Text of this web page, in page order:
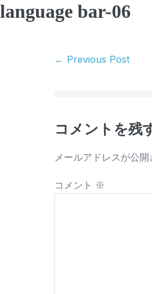
Skip
language bar-06
Post
← Previous Post
コメントを残
メールアドレスが公開
コメント ※